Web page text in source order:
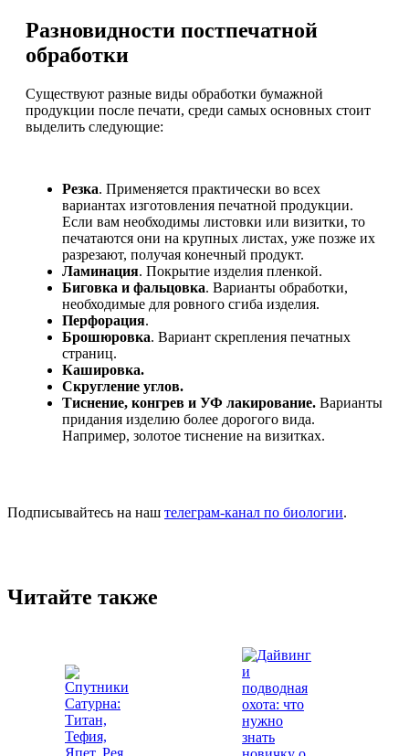
Разновидности постпечатной
обработки
Существуют разные виды обработки бумажной
продукции после печати, среди самых основных стоит
выделить следующие:
Резка. Применяется практически во всех
вариантах изготовления печатной продукции.
Если вам необходимы листовки или визитки, то
печатаются они на крупных листах, уже позже их
разрезают, получая конечный продукт.
Ламинация. Покрытие изделия пленкой.
Биговка и фальцовка. Варианты обработки,
необходимые для ровного сгиба изделия.
Перфорация.
Брошюровка. Вариант скрепления печатных
страниц.
Кашировка.
Скругление углов.
Тиснение, конгрев и УФ лакирование. Варианты
придания изделию более дорогого вида.
Например, золотое тиснение на визитках.
Подписывайтесь на наш телеграм-канал по биологии.
Читайте также